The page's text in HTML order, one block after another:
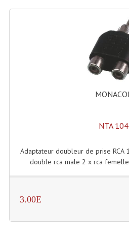
Système Sans Fil In-
Table Mixages Et
Tables De
ConsolesNTA 104
Adaptateur doubleur de prise RCA
double rca male 2 x rca
3.00E